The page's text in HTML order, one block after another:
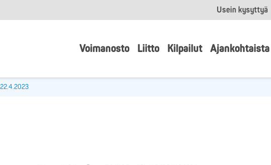
Usein kysyttyä
Voimanosto Liitto Kilpailut Ajankohtaista